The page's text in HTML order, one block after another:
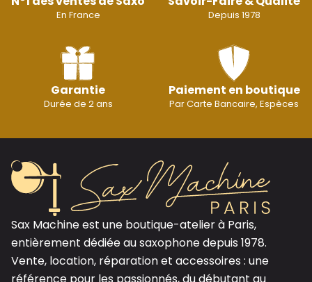
En France Depuis 1978
Garantie
Durée de 2 ans
Paiement en boutique
Par Carte Bancaire, Espèces
Sax Machine est une boutique-atelier à Paris,
entièrement dédiée au saxophone depuis 1978.
Vente, location, réparation et accessoires : une